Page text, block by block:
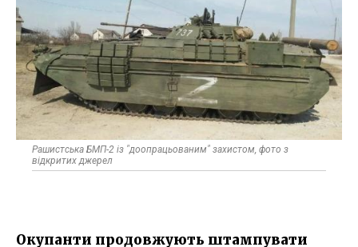
Рашистська БМП-2 із "доопрацьованим" захистом, фото з
відкритих джерел
Окупанти продовжують штампувати